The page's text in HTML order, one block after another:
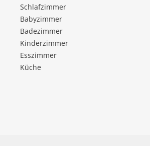
Schlafzimmer
Babyzimmer
Badezimmer
Kinderzimmer
Esszimmer
Küche